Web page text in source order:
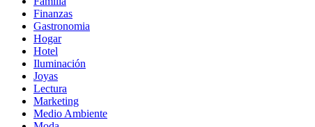
Finanzas
Gastronomia
Hogar
Hotel
Iluminación
Joyas
Lectura
Marketing
Medio Ambiente